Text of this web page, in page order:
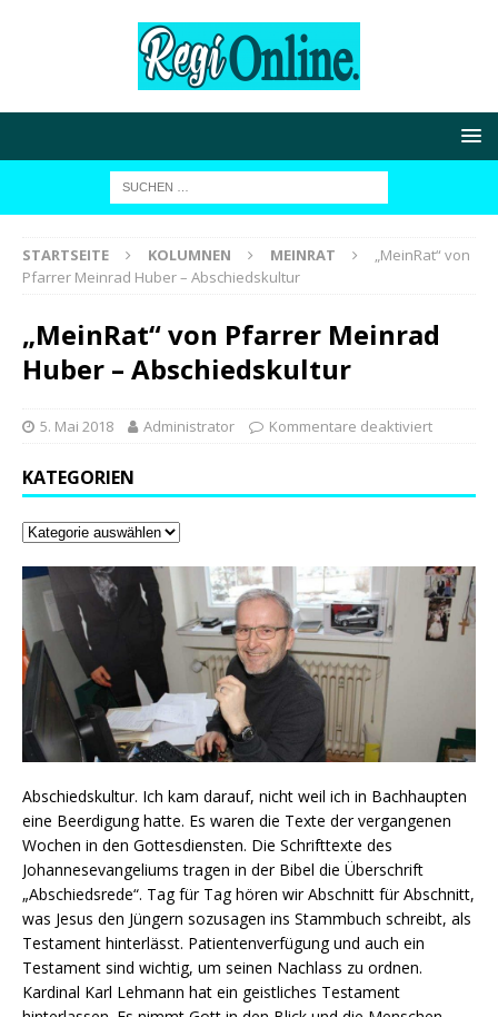
STARTSEITE KOLUMNEN MEINRAT
„MeinRat“ von
Pfarrer Meinrad Huber – Abschiedskultur
„MeinRat“ von Pfarrer Meinrad
Huber – Abschiedskultur
5. Mai 2018 Administrator Kommentare deaktiviert
KATEGORIEN
Abschiedskultur. Ich kam darauf, nicht weil ich in Bachhaupten
eine Beerdigung hatte. Es waren die Texte der vergangenen
Wochen in den Gottesdiensten. Die Schrifttexte des
Johannesevangeliums tragen in der Bibel die Überschrift
„Abschiedsrede“. Tag für Tag hören wir Abschnitt für Abschnitt,
was Jesus den Jüngern sozusagen ins Stammbuch schreibt, als
Testament hinterlässt. Patientenverfügung und auch ein
Testament sind wichtig, um seinen Nachlass zu ordnen.
Kardinal Karl Lehmann hat ein geistliches Testament